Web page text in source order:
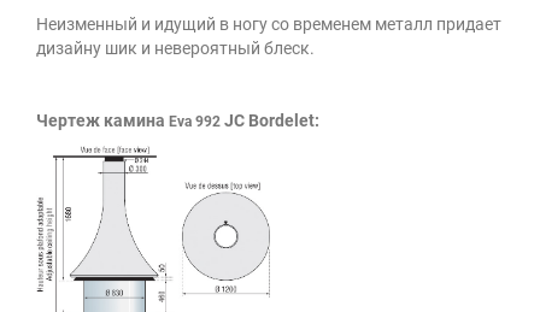
Неизменный и идущий в ногу со временем металл придает
дизайну шик и невероятный блеск.
Чертеж камина Eva 992 JC Bordelet: